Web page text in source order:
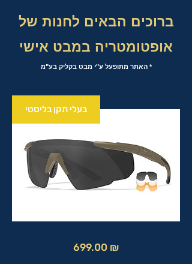
ברוכים הבאים לחנות של
אופטומטריה במבט אישי
* האתר מתופעל ע"י מבט בקליק בע"מ
בעלי תקן בליסטי
699.00 ₪מחיר